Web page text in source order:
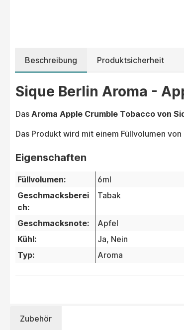
Beschreibung Produktsicherheit
Sique Berlin Aroma -
Das Aroma Apple Crumble Tobacco von
Das Produkt wird mit einem Füllvolumen
Eigenschaften
Füllvolumen:
6ml
Geschmacksberei
ch:
Tabak
Geschmacksnote:
Apfel
Kühl:
Ja, Nein
Typ:
Aroma
Zubehör